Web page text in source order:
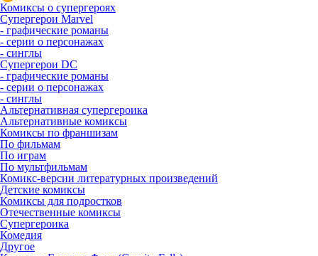
Комиксы о супергероях
Супергерои Marvel
- графические романы
- серии о персонажах
- синглы
Супергерои DC
- графические романы
- серии о персонажах
- синглы
Альтернативная супергероика
Альтернативные комиксы
Комиксы по франшизам
По фильмам
По играм
По мультфильмам
Комикс-версии литературных произведений
Детские комиксы
Комиксы для подростков
Отечественные комиксы
Супергероика
Комедия
Другое